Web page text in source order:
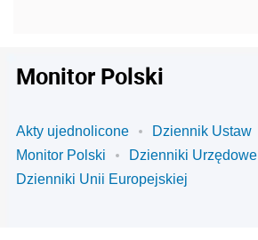
Monitor Polski
Akty ujednolicone
Dziennik Ustaw
Monitor Polski
Dzienniki Urzędowe
Dzienniki Unii Europejskiej